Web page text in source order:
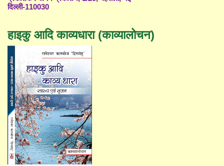
दिल्ली-110030
हाइकु आदि काव्यधारा (काव्यालोचन)